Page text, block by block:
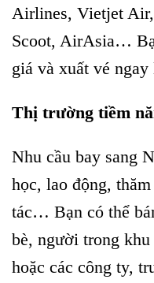
Airlines, Vietjet
Scoot, AirAsia…
giá và xuất vé ngay
Thị trường tiềm
Nhu cầu bay sang
học, lao động,
tác… Bạn có thể
bè, người trong
hoặc các công ty,